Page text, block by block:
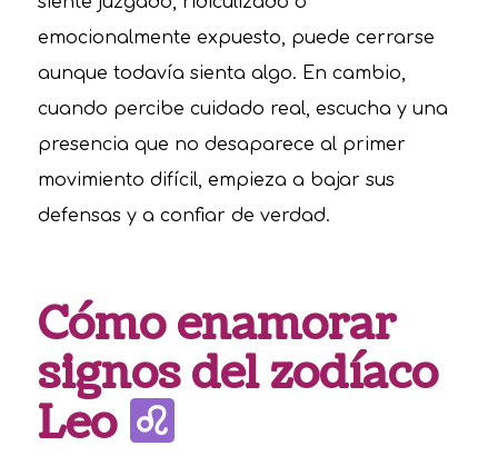
emocionalmente expuesto, puede cerrarse
aunque todavía sienta algo. En cambio,
cuando percibe cuidado real, escucha y una
presencia que no desaparece al primer
movimiento difícil, empieza a bajar sus
defensas y a confiar de verdad.
Cómo enamorar
signos del zodíaco
Leo